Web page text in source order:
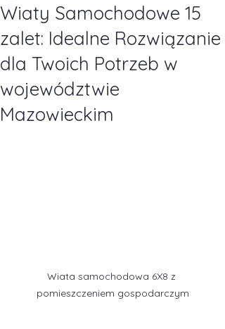
Wiaty Samochodowe 15
zalet: Idealne Rozwiązanie
dla Twoich Potrzeb w
województwie
Mazowieckim
Wiata samochodowa 6X8 z
pomieszczeniem gospodarczym